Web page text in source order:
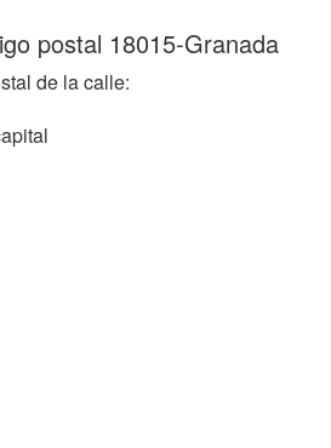
postal 18015-Granada
de la calle: